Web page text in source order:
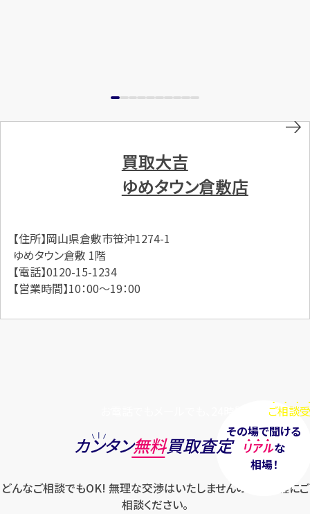
買取大吉
ゆめタウン倉敷店
【住所】岡山県倉敷市笹沖1274-1
ゆめタウン倉敷 1階
【電話】0120-15-1234
【営業時間】10：00～19：00
ご相談
その場で聞ける
リアルな
相場！
カンタン無料買取査定
どんなご相談でもOK! 無理な交渉はいたしませんのでお気軽にご
相談ください。